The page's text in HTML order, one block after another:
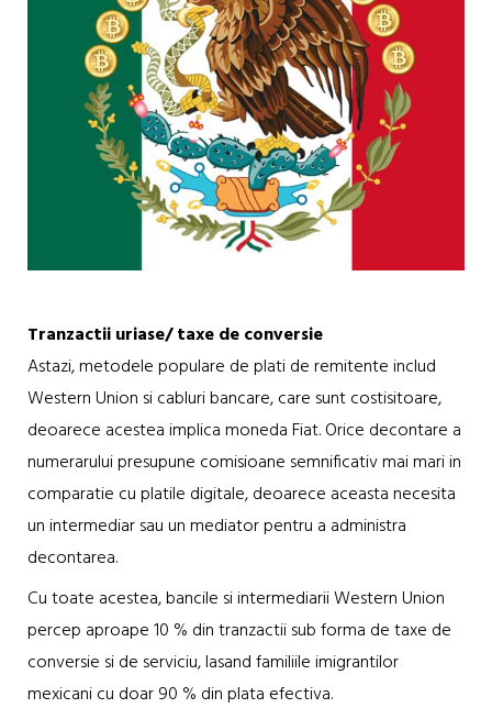
Tranzactii uriase/ taxe de conversie
Astazi, metodele populare de plati de remitente includ
Western Union si cabluri bancare, care sunt costisitoare,
deoarece acestea implica moneda Fiat. Orice decontare a
numerarului presupune comisioane semnificativ mai mari in
comparatie cu platile digitale, deoarece aceasta necesita
un intermediar sau un mediator pentru a administra
decontarea.
Cu toate acestea, bancile si intermediarii Western Union
percep aproape 10 % din tranzactii sub forma de taxe de
conversie si de serviciu, lasand familiile imigrantilor
mexicani cu doar 90 % din plata efectiva.